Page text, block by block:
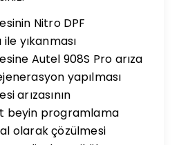
Nitro DPF
yıkanması
Autel 908S Pro arıza
yapılması
arızasının
beyin programlama
olarak çözülmesi